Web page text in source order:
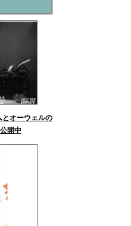
とオーウェルの
開中